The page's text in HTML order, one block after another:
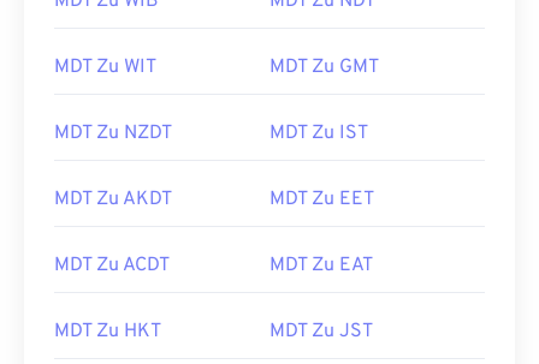
MDT Zu WIT MDT Zu GMT
MDT Zu NZDT MDT Zu IST
MDT Zu AKDT MDT Zu EET
MDT Zu ACDT MDT Zu EAT
MDT Zu HKT MDT Zu JST